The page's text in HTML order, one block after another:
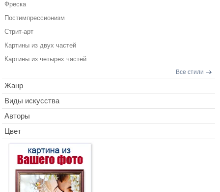
Фреска
Постимпрессионизм
Стрит-арт
Картины из двух частей
Картины из четырех частей
Все стили
Жанр
Виды искусства
Авторы
Цвет